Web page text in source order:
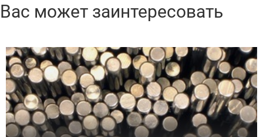
Вас может заинтересовать